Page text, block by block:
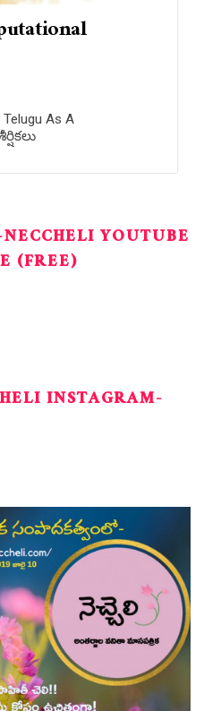
Telugu As A
శీర్షికలు
YOUTUBE
(FREE)
INSTAGRAM-